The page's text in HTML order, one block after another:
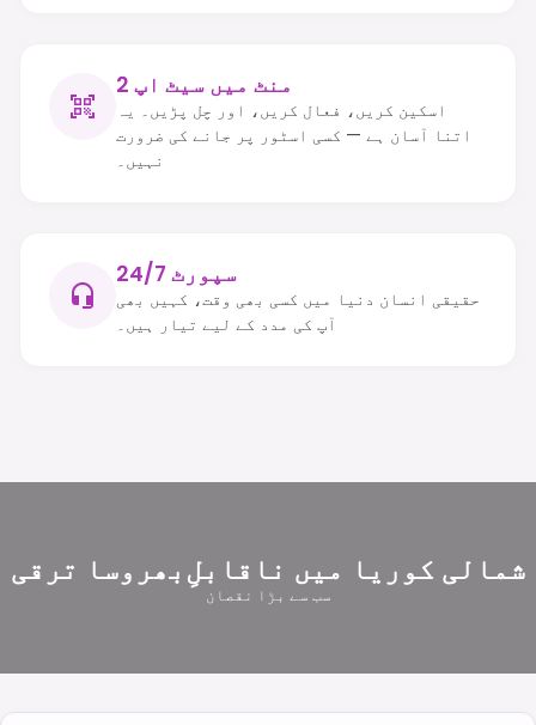
2 منٹ میں سیٹ اپ
اسکین کریں، فعال کریں، اور چل پڑیں۔ یہ
اتنا آسان ہے — کسی اسٹور پر جانے کی ضرورت
نہیں۔
24/7 سپورٹ
حقیقی انسان دنیا میں کسی بھی وقت، کہیں بھی
آپ کی مدد کے لیے تیار ہیں۔
شمالی کوریا میں ناقابلِ‌بھروسا ترقی
سب سے بڑا نقصان